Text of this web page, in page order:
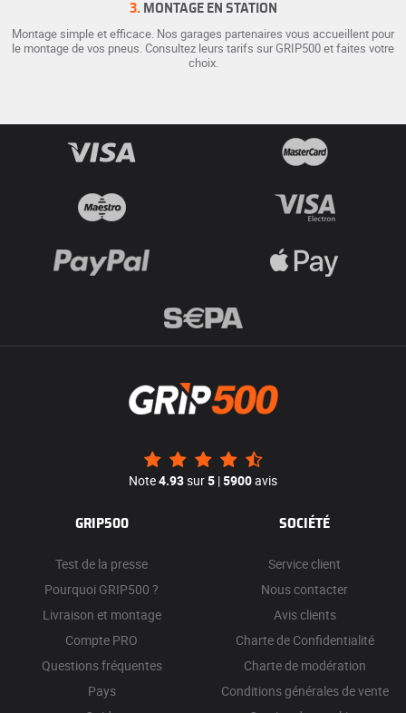
3. MONTAGE EN STATION
Montage simple et efficace. Nos garages partenaires vous accueillent pour
le montage de vos pneus. Consultez leurs tarifs sur GRIP500 et faites votre
choix.
Note4.93sur5 |5900avis
GRIP500
Test de la presse
Pourquoi GRIP500 ?
Livraison et montage
Compte PRO
Questions fréquentes
Pays
SOCIÉTÉ
Service client
Nous contacter
Avis clients
Charte de Confidentialité
Charte de modération
Conditions générales de vente